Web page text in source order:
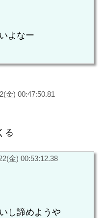
よなー
金) 00:47:50.81
る
金) 00:53:12.38
し諦めようや